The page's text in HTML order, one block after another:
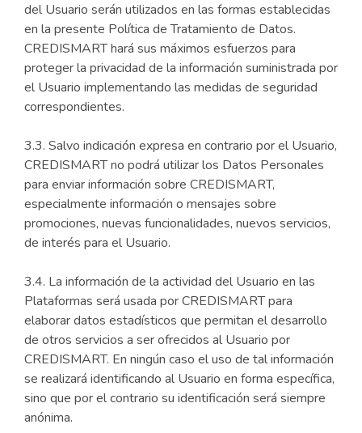
del Usuario serán utilizados en las formas establecidas
en la presente Política de Tratamiento de Datos.
CREDISMART hará sus máximos esfuerzos para
proteger la privacidad de la información suministrada por
el Usuario implementando las medidas de seguridad
correspondientes.
3.3. Salvo indicación expresa en contrario por el Usuario,
CREDISMART no podrá utilizar los Datos Personales
para enviar información sobre CREDISMART,
especialmente información o mensajes sobre
promociones, nuevas funcionalidades, nuevos servicios,
de interés para el Usuario.
3.4. La información de la actividad del Usuario en las
Plataformas será usada por CREDISMART para
elaborar datos estadísticos que permitan el desarrollo
de otros servicios a ser ofrecidos al Usuario por
CREDISMART. En ningún caso el uso de tal información
se realizará identificando al Usuario en forma específica,
sino que por el contrario su identificación será siempre
anónima.